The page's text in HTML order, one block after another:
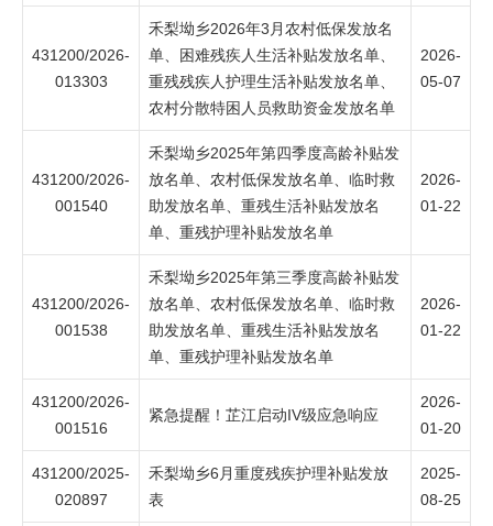
431200/2026-
013303
禾梨坳乡2026年3月农村低保发放名
单、困难残疾人生活补贴发放名单、
重残残疾人护理生活补贴发放名单、
农村分散特困人员救助资金发放名单
2026-
05-07
431200/2026-
001540
禾梨坳乡2025年第四季度高龄补贴发
放名单、农村低保发放名单、临时救
助发放名单、重残生活补贴发放名
单、重残护理补贴发放名单
2026-
01-22
431200/2026-
001538
禾梨坳乡2025年第三季度高龄补贴发
放名单、农村低保发放名单、临时救
助发放名单、重残生活补贴发放名
单、重残护理补贴发放名单
2026-
01-22
431200/2026-
001516
紧急提醒！芷江启动IV级应急响应
2026-
01-20
431200/2025-
020897
禾梨坳乡6月重度残疾护理补贴发放
表
2025-
08-25